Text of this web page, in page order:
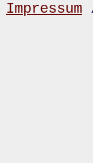
Impressum